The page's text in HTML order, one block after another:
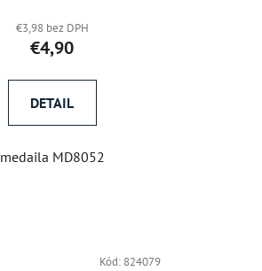
€3,98 bez DPH
€4,90
DETAIL
medaila MD8052
Kód: 824079